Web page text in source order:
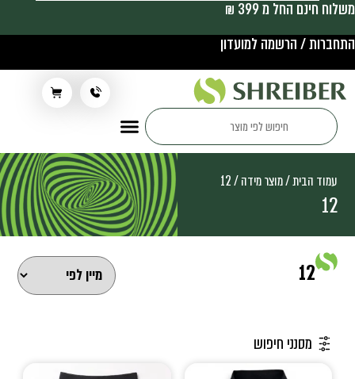
משלוח חינם החל מ 399 ₪
התחברות / הרשמה למועדון
עמוד הבית/ מוצר מידה / 12
12
12
מסנני חיפוש